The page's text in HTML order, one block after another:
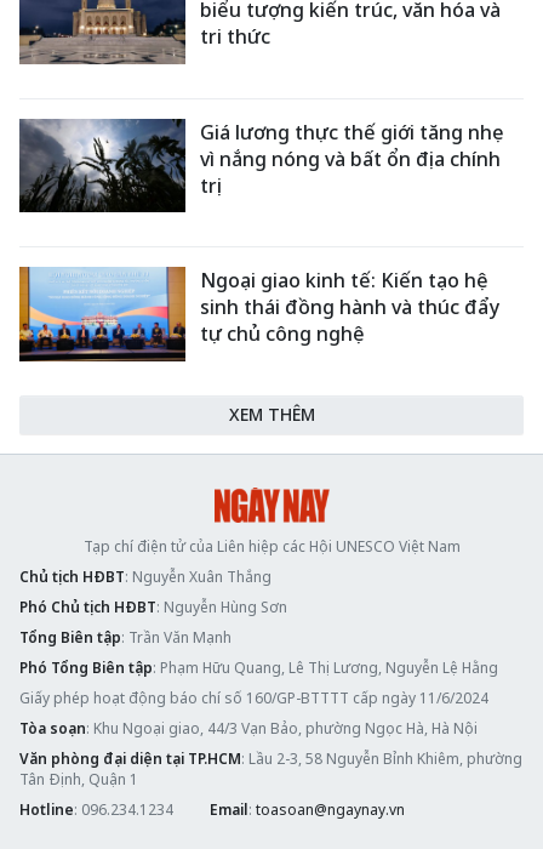
biểu tượng kiến trúc, văn hóa và
tri thức
Giá lương thực thế giới tăng nhẹ
vì nắng nóng và bất ổn địa chính
trị
Ngoại giao kinh tế: Kiến tạo hệ
sinh thái đồng hành và thúc đẩy
tự chủ công nghệ
XEM THÊM
Tạp chí điện tử của Liên hiệp các Hội UNESCO Việt Nam
Chủ tịch HĐBT: Nguyễn Xuân Thắng
Phó Chủ tịch HĐBT: Nguyễn Hùng Sơn
Tổng Biên tập: Trần Văn Mạnh
Phó Tổng Biên tập: Phạm Hữu Quang, Lê Thị Lương, Nguyễn Lệ Hằng
Giấy phép hoạt động báo chí số 160/GP-BTTTT cấp ngày 11/6/2024
Tòa soạn: Khu Ngoại giao, 44/3 Vạn Bảo, phường Ngọc Hà, Hà Nội
Văn phòng đại diện tại TP.HCM: Lầu 2-3, 58 Nguyễn Bỉnh Khiêm, phường
Tân Định, Quận 1
Hotline: 096.234.1234 Email: toasoan@ngaynay.vn